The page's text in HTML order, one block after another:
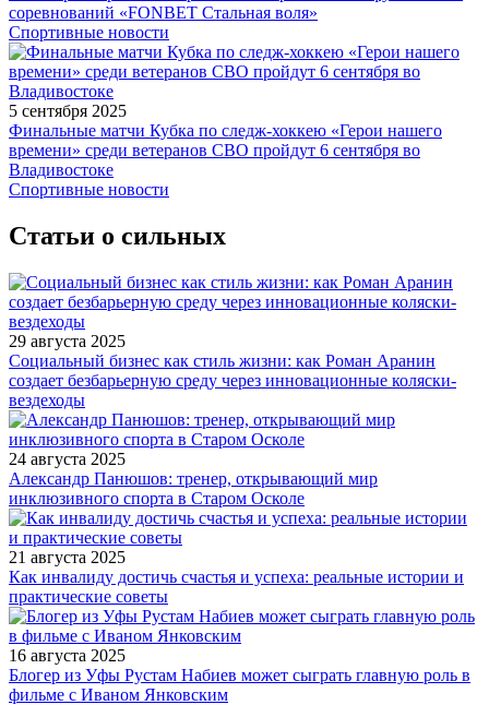
соревнований «FONBET Стальная воля»
Спортивные новости
5 сентября 2025
Финальные матчи Кубка по следж-хоккею «Герои нашего
времени» среди ветеранов СВО пройдут 6 сентября во
Владивостоке
Спортивные новости
Статьи о сильных
29 августа 2025
Социальный бизнес как стиль жизни: как Роман Аранин
создает безбарьерную среду через инновационные коляски-
вездеходы
24 августа 2025
Александр Панюшов: тренер, открывающий мир
инклюзивного спорта в Старом Осколе
21 августа 2025
Как инвалиду достичь счастья и успеха: реальные истории и
практические советы
16 августа 2025
Блогер из Уфы Рустам Набиев может сыграть главную роль в
фильме с Иваном Янковским